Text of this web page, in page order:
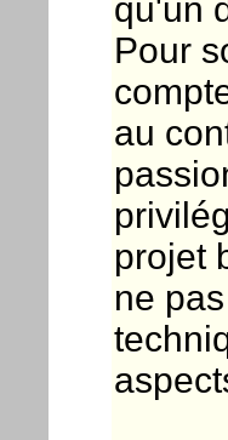
qu'un
Pour
au
projet
ne